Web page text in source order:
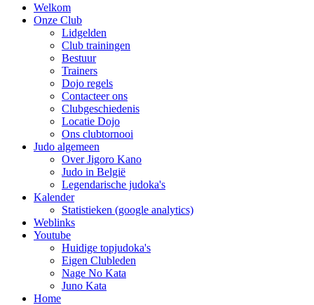
Welkom
Onze Club
Lidgelden
Club trainingen
Bestuur
Trainers
Dojo regels
Contacteer ons
Clubgeschiedenis
Locatie Dojo
Ons clubtornooi
Judo algemeen
Over Jigoro Kano
Judo in België
Legendarische judoka's
Kalender
Statistieken (google analytics)
Weblinks
Youtube
Huidige topjudoka's
Eigen Clubleden
Nage No Kata
Juno Kata
Home